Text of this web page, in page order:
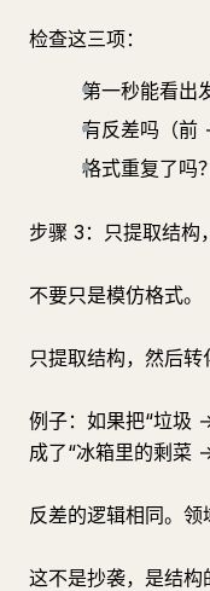
检查这三项：
第一秒能看出
有反差吗（前
格式重复了吗？
步骤 3：只提取结构
不要只是模仿格式。
只提取结构，然后转
例子：如果把“垃圾
成了“冰箱里的剩菜
反差的逻辑相同。领
这不是抄袭，是结构